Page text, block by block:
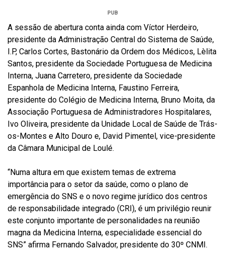
PUB
A sessão de abertura conta ainda com Víctor Herdeiro,
presidente da Administração Central do Sistema de Saúde,
I.P, Carlos Cortes, Bastonário da Ordem dos Médicos, Lèlita
Santos, presidente da Sociedade Portuguesa de Medicina
Interna, Juana Carretero, presidente da Sociedade
Espanhola de Medicina Interna, Faustino Ferreira,
presidente do Colégio de Medicina Interna, Bruno Moita, da
Associação Portuguesa de Administradores Hospitalares,
Ivo Oliveira, presidente da Unidade Local de Saúde de Trás-
os-Montes e Alto Douro e, David Pimentel, vice-presidente
da Câmara Municipal de Loulé.
“Numa altura em que existem temas de extrema
importância para o setor da saúde, como o plano de
emergência do SNS e o novo regime jurídico dos centros
de responsabilidade integrado (CRI), é um privilégio reunir
este conjunto importante de personalidades na reunião
magna da Medicina Interna, especialidade essencial do
SNS” afirma Fernando Salvador, presidente do 30º CNMI.